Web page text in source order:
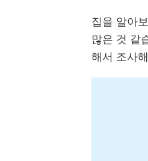
집을 알아
많은 것 같
해서 조사